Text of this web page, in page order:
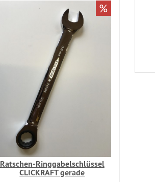
Ratschen-Ringgabelschlüssel
CLICKRAFT gerade
%